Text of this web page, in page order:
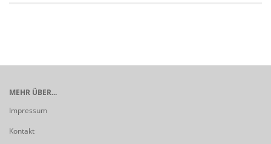
MEHR ÜBER...
Impressum
Kontakt